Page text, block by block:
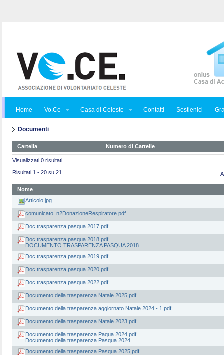
Home Vo.Ce Casa di Celeste Contatti Sostienici
Documenti
Cartella Numero di Cartelle
Visualizzati 0 risultati.
Risultati 1 - 20 su 21.
Nome
Articolo.jpg
comunicato_n2DonazioneRespiratore.pdf
Doc.trasparenza pasqua 2017.pdf
Doc.trasparenza pasqua 2018.pdf
DOCUMENTO TRASPARENZA PASQUA 2018
Doc.trasparenza pasqua 2019.pdf
Doc.trasparenza pasqua 2020.pdf
Doc.trasparenza pasqua 2022.pdf
Documento della trasparenza Natale 2025.pdf
Documento della trasparenza aggiornato Natale 2024 - 1.pdf
Documento della trasparenza Natale 2023.pdf
Documento della trasparenza Paqua 2024.pdf
Documento della trasparenza Pasqua 2024
Documento della trasparenza Pasqua 2025.pdf